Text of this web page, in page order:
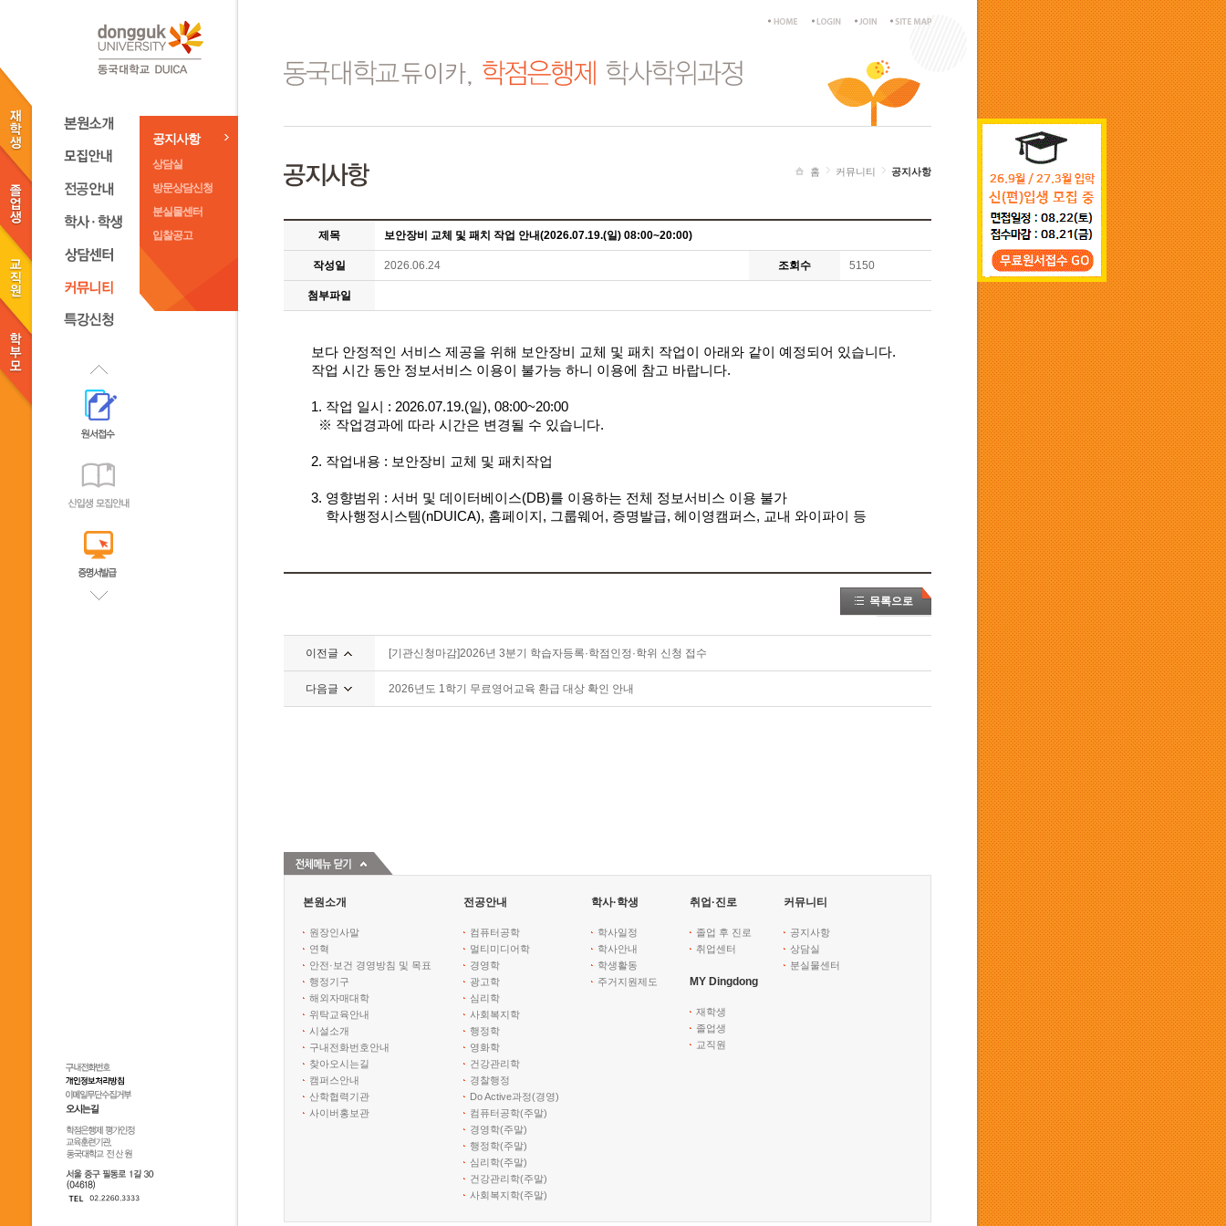
공지사항
상담실
방문상담신청
분실물센터
입찰공고
홈 커뮤니티 공지사항
제목 보안장비 교체 및 패치 작업 안내(2026.07.19.(일) 08:00~20:00)
작성일 2026.06.24 조회수 5150
첨부파일
보다 안정적인 서비스 제공을 위해 보안장비 교체 및 패치 작업이 아래와 같이 예정되어 있습니다.
작업 시간 동안 정보서비스 이용이 불가능 하니 이용에 참고 바랍니다.
1. 작업 일시 : 2026.07.19.(일), 08:00~20:00
※ 작업경과에 따라 시간은 변경될 수 있습니다.
2. 작업내용 : 보안장비 교체 및 패치작업
3. 영향범위 : 서버 및 데이터베이스(DB)를 이용하는 전체 정보서비스 이용 불가
학사행정시스템(nDUICA), 홈페이지 , 그룹웨어 , 증명발급, 헤이영캠퍼스, 교내 와이파이 등
목록으로
이전글 [기관신청마감]2026년 3분기 학습자등록·학점인정·학위 신청 접수
다음글 2026년도 1학기 무료영어교육 환급 대상 확인 안내
본원소개
원장인사말
연혁
안전·보건 경영방침 및 목표
행정기구
해외자매대학
위탁교육안내
시설소개
구내전화번호안내
찾아오시는길
캠퍼스안내
산학협력기관
사이버홍보관
전공안내
컴퓨터공학
멀티미디어학
경영학
광고학
심리학
사회복지학
행정학
영화학
건강관리학
경찰행정
Do Active과정(경영)
컴퓨터공학(주말)
경영학(주말)
행정학(주말)
심리학(주말)
건강관리학(주말)
사회복지학(주말)
학사·학생
학사일정
학사안내
학생활동
주거지원제도
취업·진로
졸업 후 진로
취업센터
커뮤니티
공지사항
상담실
분실물센터
MY Dingdong
재학생
졸업생
교직원